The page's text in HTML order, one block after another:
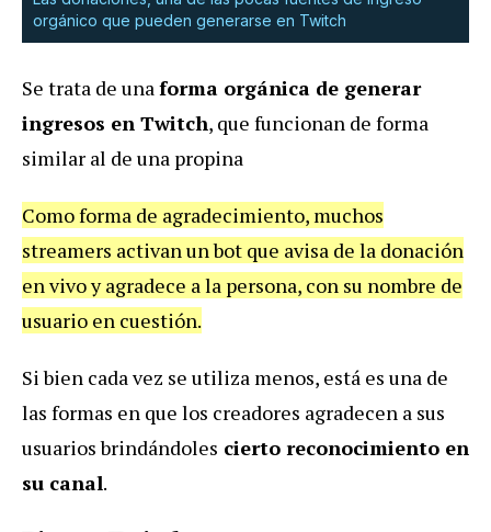
orgánico que pueden generarse en Twitch
Se trata de una forma orgánica de generar
ingresos en Twitch, que funcionan de forma
similar al de una propina
Como forma de agradecimiento, muchos
streamers activan un bot que avisa de la donación
en vivo y agradece a la persona, con su nombre de
usuario en cuestión.
Si bien cada vez se utiliza menos, está es una de
las formas en que los creadores agradecen a sus
usuarios brindándoles cierto reconocimiento en
su canal.